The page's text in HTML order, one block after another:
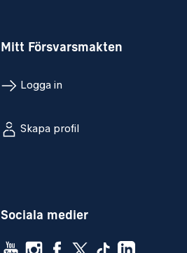
Mitt Försvarsmakten
Logga in
Skapa profil
Sociala medier